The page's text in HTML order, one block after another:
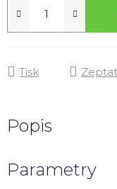
Tisk
Popis
Parametry